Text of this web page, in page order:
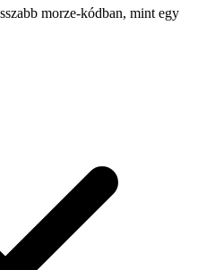
morze-kódban, mint egy